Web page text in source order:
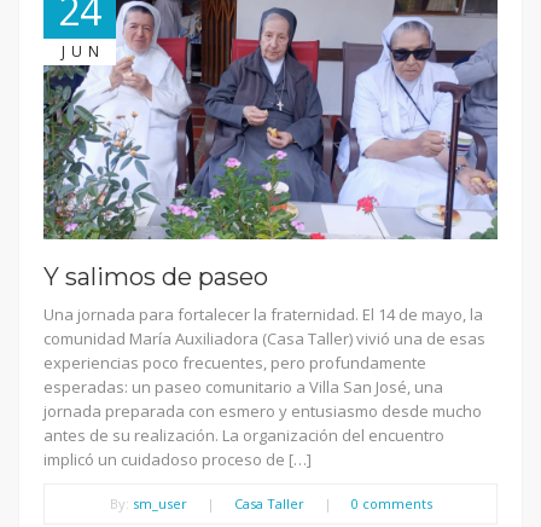
JUN
Y salimos de paseo
Una jornada para fortalecer la fraternidad. El 14 de mayo, la
comunidad María Auxiliadora (Casa Taller) vivió una de esas
experiencias poco frecuentes, pero profundamente
esperadas: un paseo comunitario a Villa San José, una
jornada preparada con esmero y entusiasmo desde mucho
antes de su realización. La organización del encuentro
implicó un cuidadoso proceso de […]
By: sm_user | Casa Taller | 0 comments